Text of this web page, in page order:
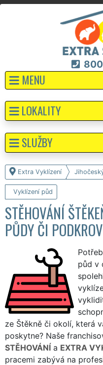
MENU
Extra Vyklízení
Vyklízení půd
STĚHOVÁNÍ
PŮDY ČI
půd v
ze Štěkně či okolí, která
poskytne? Naše
STĚHOVÁNÍ a EXTRA
pracemi zabývá na
LOKALITY
SLUŽBY